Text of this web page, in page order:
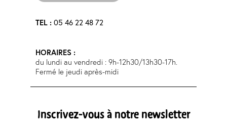
TEL : 05 46 22 48 72
HORAIRES :
du lundi au vendredi : 9h-12h30/13h30-17h.
Fermé le jeudi après-midi
Inscrivez-vous à notre newsletter